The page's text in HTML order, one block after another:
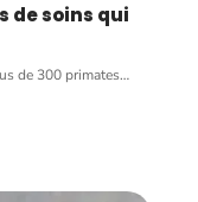
de soins qui
de 300 primates…